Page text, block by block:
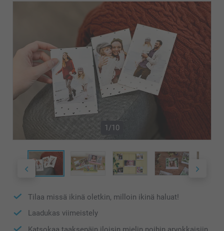
1/10
Tilaa missä ikinä oletkin, milloin ikinä haluat!
Laadukas viimeistely